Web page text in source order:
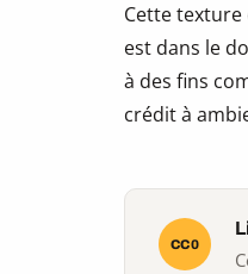
Cette texture
est dans le
à des fins
crédit à
CC0